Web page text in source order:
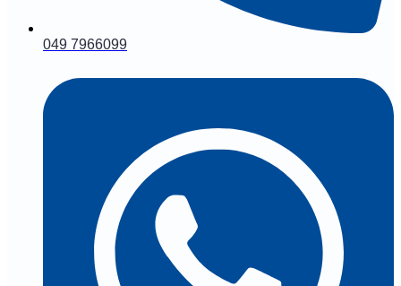
049 7966099